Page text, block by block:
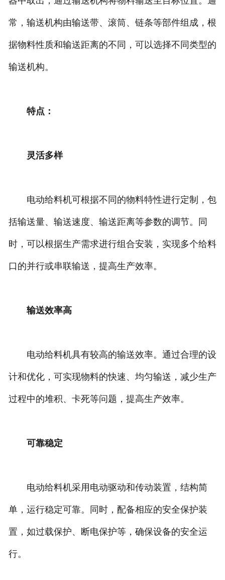
常，输送机构由输送带、滚筒、链条等部件组成，根
据物料性质和输送距离的不同，可以选择不同类型的
输送机构。
特点：
灵活多样
电动给料机可根据不同的物料特性进行定制，包
括输送量、输送速度、输送距离等参数的调节。同
时，可以根据生产需求进行组合安装，实现多个给料
口的并行或串联输送，提高生产效率。
输送效率高
电动给料机具有较高的输送效率。通过合理的设
计和优化，可实现物料的快速、均匀输送，减少生产
过程中的堆积、卡死等问题，提高生产效率。
可靠稳定
电动给料机采用电动驱动和传动装置，结构简
单，运行稳定可靠。同时，配备相应的安全保护装
置，如过载保护、断电保护等，确保设备的安全运
行。